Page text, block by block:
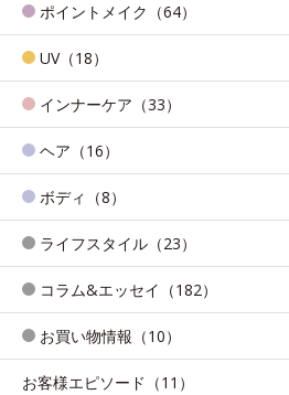
ポイントメイク（64）
UV（18）
インナーケア（33）
ヘア（16）
ボディ（8）
ライフスタイル（23）
コラム&エッセイ（182）
お買い物情報（10）
お客様エピソード（11）